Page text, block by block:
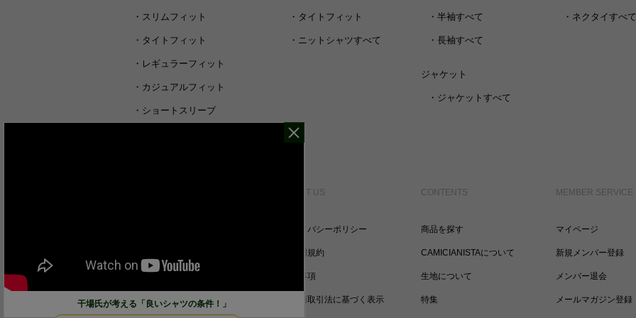
・ スリムフィット
・ タイトフィット
・ レギュラーフィット
・ カジュアルフィット
・ ショートスリーブ
・ タイトフィット
・ ニットシャツすべて
・ 半袖すべて
・ 長袖すべて
ジャケット
・ ジャケットすべて
・ ネクタイすべて
ご利用ガイド
ABOUT US
プライバシーポリシー
ご利用規約
免責事項
特定商取引法に基づく表示
CONTENTS
商品を探す
CAMICIANISTAについて
生地について
特集
MEMBER SERVICE
マイページ
新規メンバー登録
メンバー退会
メールマガジン登録
干場氏が考える「良いシャツの条件！」